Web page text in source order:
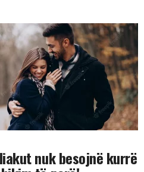
nuk besojnë kurrë